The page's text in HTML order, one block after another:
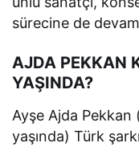
sürecine de
AJDA PEKKAN
YAŞINDA?
Ayşe Ajda Pekkan
yaşında) Türk